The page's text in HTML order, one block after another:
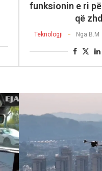
funksionin e ri
që
Teknologji Nga B.M